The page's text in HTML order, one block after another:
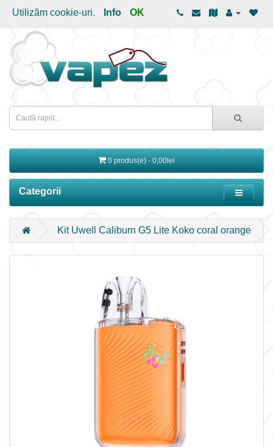
Utilizăm cookie-uri. Info OK
0 produs(e) - 0,00lei
Categorii
Kit Uwell Caliburn G5 Lite Koko coral orange